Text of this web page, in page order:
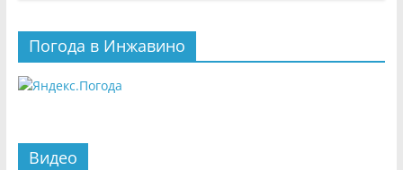
Погода в Инжавино
Видео